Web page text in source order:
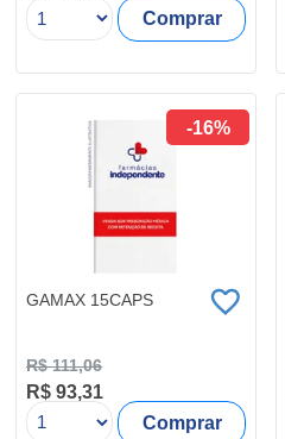
Comprar
-16%
GAMAX 15CAPS
R$ 111,06
R$ 93,31
Comprar